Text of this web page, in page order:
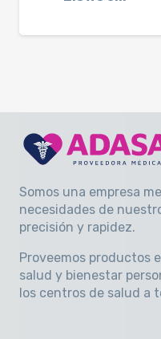
Somos una empresa
necesidades de
precisión y rapidez.
Proveemos productos
salud y bienestar
los centros de salud a